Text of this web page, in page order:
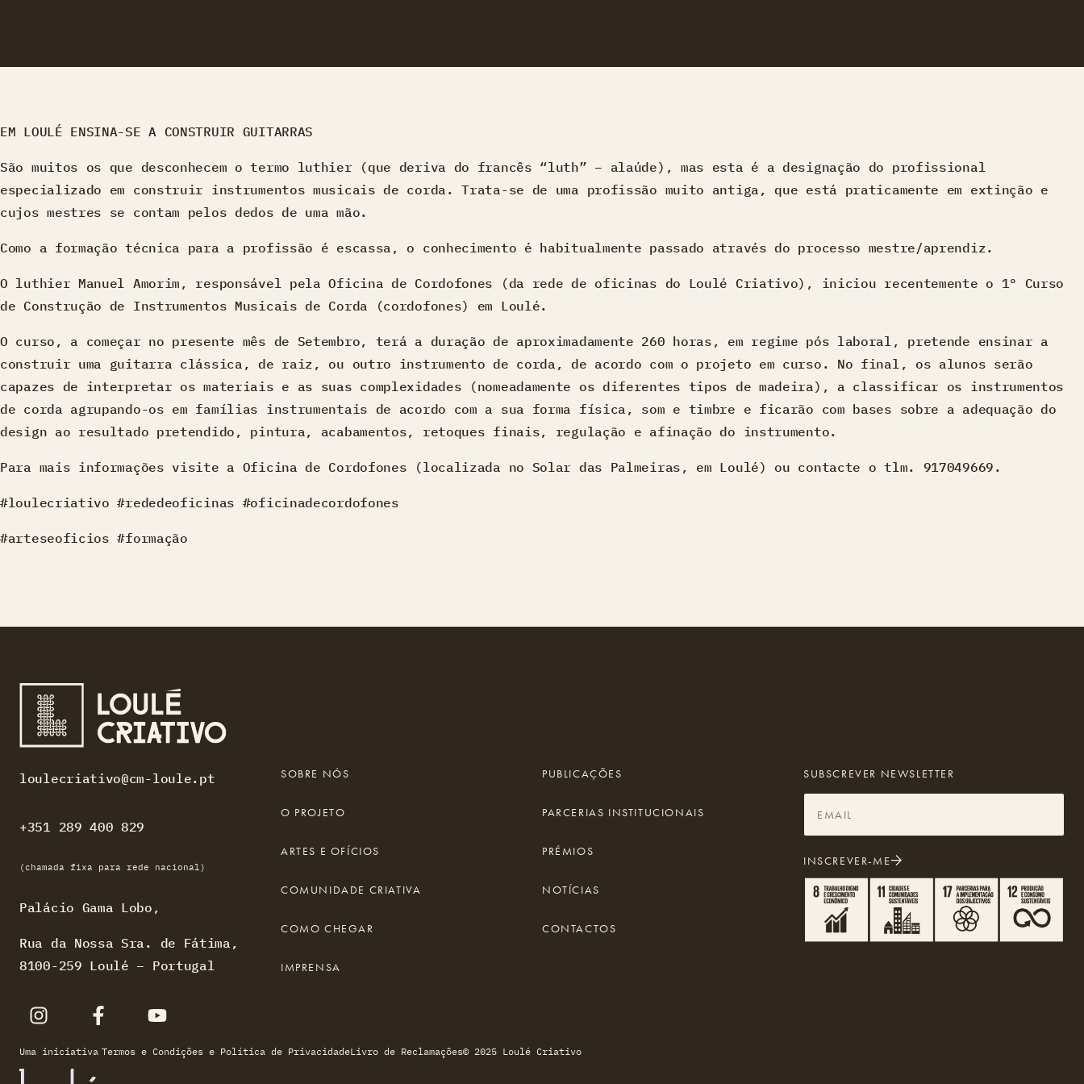
EM LOULÉ ENSINA-SE A CONSTRUIR GUITARRAS
São muitos os que desconhecem o termo luthier (que deriva do francês “luth” – alaúde), mas esta é a designação do profissional
especializado em construir instrumentos musicais de corda. Trata-se de uma profissão muito antiga, que está praticamente em extinção e
cujos mestres se contam pelos dedos de uma mão.
Como a formação técnica para a profissão é escassa, o conhecimento é habitualmente passado através do processo mestre/aprendiz.
O luthier Manuel Amorim, responsável pela Oficina de Cordofones (da rede de oficinas do Loulé Criativo), iniciou recentemente o 1º Curso
de Construção de Instrumentos Musicais de Corda (cordofones) em Loulé.
O curso, a começar no presente mês de Setembro, terá a duração de aproximadamente 260 horas, em regime pós laboral, pretende ensinar a
construir uma guitarra clássica, de raiz, ou outro instrumento de corda, de acordo com o projeto em curso. No final, os alunos serão
capazes de interpretar os materiais e as suas complexidades (nomeadamente os diferentes tipos de madeira), a classificar os instrumentos
de corda agrupando-os em famílias instrumentais de acordo com a sua forma física, som e timbre e ficarão com bases sobre a adequação do
design ao resultado pretendido, pintura, acabamentos, retoques finais, regulação e afinação do instrumento.
Para mais informações visite a Oficina de Cordofones (localizada no Solar das Palmeiras, em Loulé) ou contacte o tlm. 917049669.
#loulecriativo #rededeoficinas #oficinadecordofones
#arteseoficios #formação
loulecriativo@cm-loule.pt
+351 289 400 829
(chamada fixa para rede nacional)
Palácio Gama Lobo,
Rua da Nossa Sra. de Fátima,
8100-259 Loulé – Portugal
SOBRE NÓS
O PROJETO
ARTES E OFÍCIOS
COMUNIDADE CRIATIVA
COMO CHEGAR
IMPRENSA
PUBLICAÇÕES
PARCERIAS INSTITUCIONAIS
PRÉMIOS
NOTÍCIAS
CONTACTOS
SUBSCREVER NEWSLETTER
INSCREVER-ME
Uma iniciativa Termos e Condições e Política de PrivacidadeLivro de Reclamações© 2025 Loulé Criativo